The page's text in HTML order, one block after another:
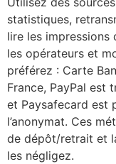
statistiques,
lire les impressions
les opérateurs et
préférez : Carte
France, PayPal est
et Paysafecard est
l’anonymat. Ces
de dépôt/retrait et
les négligez.